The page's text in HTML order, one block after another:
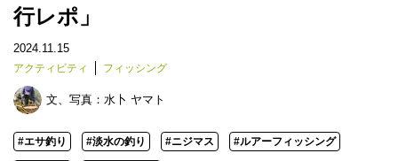
行レポ」
2024.11.15
アクティビティ フィッシング
文、写真： 水卜 ヤマト
#エサ釣り #淡水の釣り #ニジマス #ルアーフィッシング